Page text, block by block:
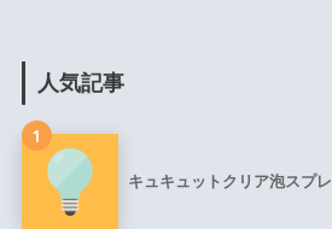
人気記事
1
キュキュットクリア泡スプ